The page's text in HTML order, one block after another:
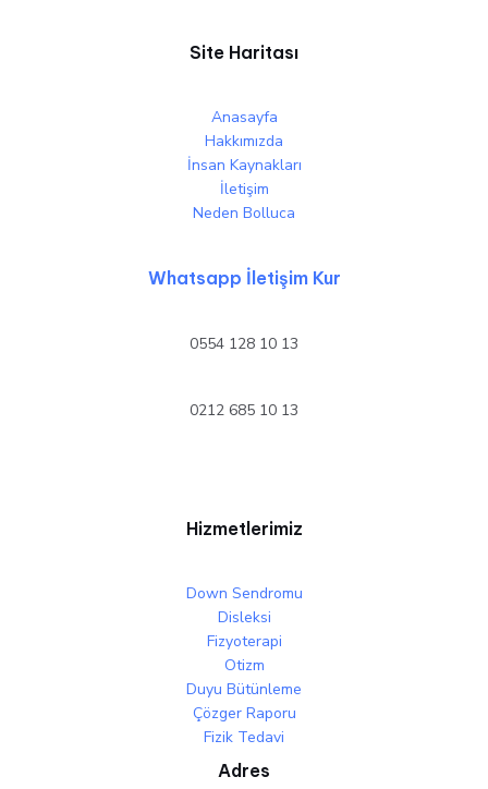
Site Haritası
Anasayfa
Hakkımızda
İnsan Kaynakları
İletişim
Neden Bolluca
Whatsapp İletişim Kur
0554 128 10 13
0212 685 10 13
Hizmetlerimiz
Down Sendromu
Disleksi
Fizyoterapi
Otizm
Duyu Bütünleme
Çözger Raporu
Fizik Tedavi
Adres